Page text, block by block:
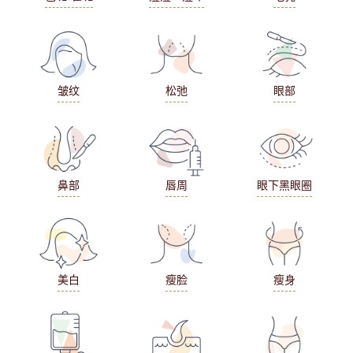
皱纹 松弛 眼部
鼻部 唇周 眼下黑眼圈
美白 瘦脸 瘦身